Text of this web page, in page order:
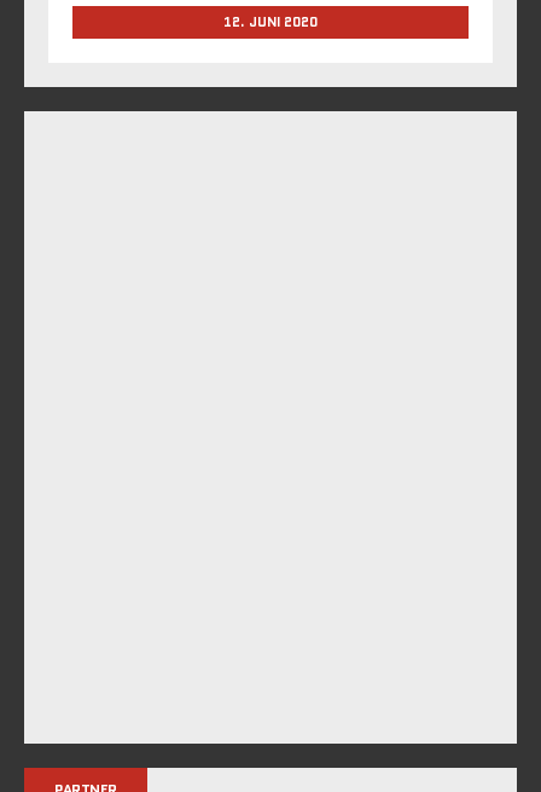
12. JUNI 2020